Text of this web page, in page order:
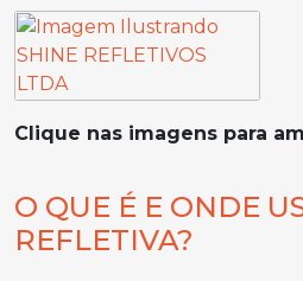
Clique nas imagens para
O QUE É E ONDE
REFLETIVA?